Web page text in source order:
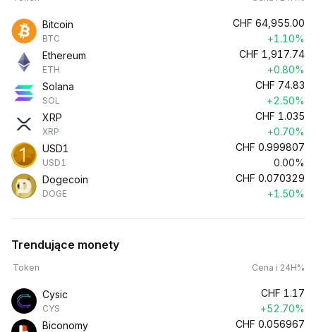
Bitcoin
BTC
CHF 64,955.00
+1.10%
Ethereum
ETH
CHF 1,917.74
+0.80%
Solana
SOL
CHF 74.83
+2.50%
XRP
XRP
CHF 1.035
+0.70%
USD1
USD1
CHF 0.999807
0.00%
Dogecoin
DOGE
CHF 0.070329
+1.50%
Trendujące monety
Token Cena i 24H%
Cysic
CYS
CHF 1.17
+52.70%
Biconomy
CHF 0.056967